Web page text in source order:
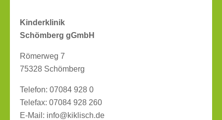
Kinderklinik
Schömberg gGmbH
Römerweg 7
75328 Schömberg
Telefon: 07084 928 0
Telefax: 07084 928 260
E-Mail: info@kiklisch.de